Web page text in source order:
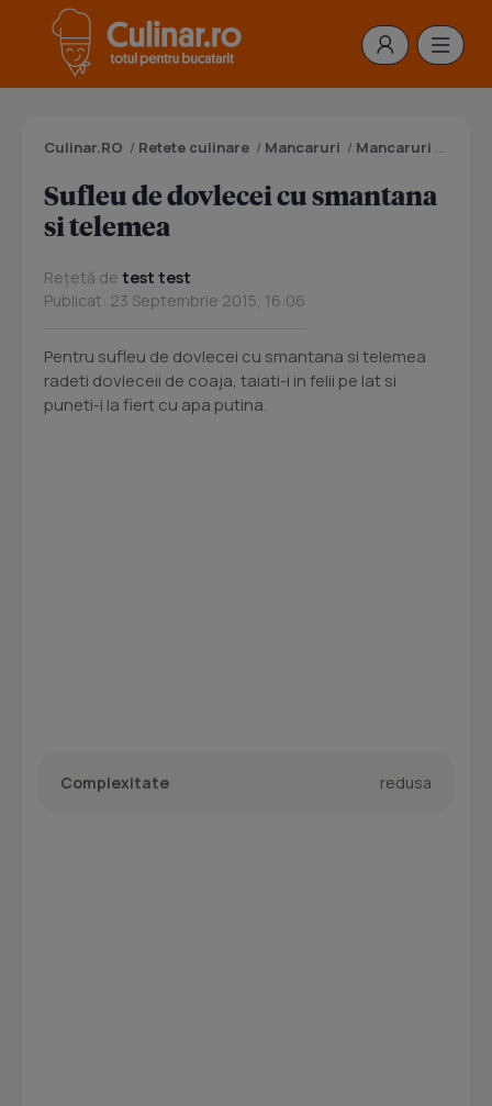
Culinar.RO / Retete culinare / Mancaruri / Mancaruri cu legume
Sufleu de dovlecei cu smantana
si telemea
Rețetă de test test
Publicat: 23 Septembrie 2015, 16:06
Pentru sufleu de dovlecei cu smantana si telemea
radeti dovleceii de coaja, taiati-i in felii pe lat si
puneti-i la fiert cu apa putina.
Complexitate redusa